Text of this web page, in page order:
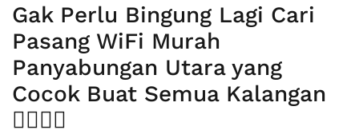
Gak Perlu Bingung Lagi Cari
Pasang WiFi Murah
Panyabungan Utara yang
Cocok Buat Semua Kalangan
🧍‍♂️🧍‍♀️